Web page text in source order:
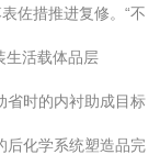
佐措推进复修。“不
生活载体品层
省时的内衬助成目标
后化学系统塑造品完